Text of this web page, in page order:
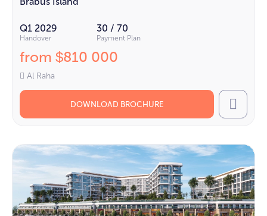
Q1 2029
Handover
30 / 70
Payment Plan
from $810 000
Al Raha
DOWNLOAD BROCHURE Call